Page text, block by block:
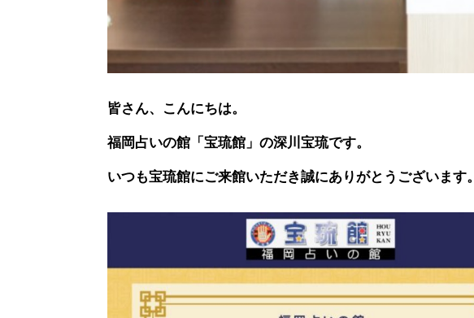
皆さん、こんにちは。
福岡占いの館「宝琉館」の深川宝琉です。
いつも宝琉館にご来館いただき誠にありがとうございます。